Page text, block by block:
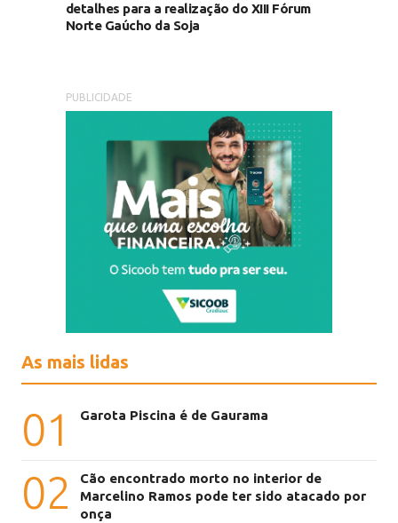
detalhes para a realização do XIII Fórum
Norte Gaúcho da Soja
PUBLICIDADE
As mais lidas
01 Garota Piscina é de Gaurama
02
Cão encontrado morto no interior de
Marcelino Ramos pode ter sido atacado por
onça